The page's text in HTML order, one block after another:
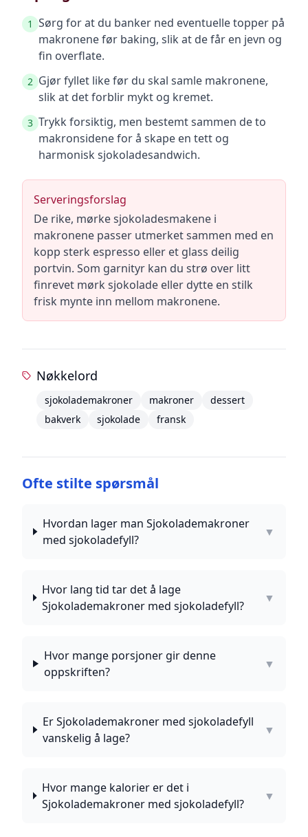
1 Sørg for at du banker ned eventuelle topper på
makronene før baking, slik at de får en jevn og
fin overflate.
2 Gjør fyllet like før du skal samle makronene,
slik at det forblir mykt og kremet.
3 Trykk forsiktig, men bestemt sammen de to
makronsidene for å skape en tett og
harmonisk sjokoladesandwich.
Serveringsforslag
De rike, mørke sjokoladesmakene i
makronene passer utmerket sammen med en
kopp sterk espresso eller et glass deilig
portvin. Som garnityr kan du strø over litt
finrevet mørk sjokolade eller dytte en stilk
frisk mynte inn mellom makronene.
Nøkkelord
sjokolademakroner makroner
dessert
bakverk
sjokolade fransk
Ofte stilte spørsmål
Hvordan lager man Sjokolademakroner
med sjokoladefyll?
▼
Hvor lang tid tar det å lage
Sjokolademakroner med sjokoladefyll?
▼
Hvor mange porsjoner gir denne
oppskriften?
▼
Er Sjokolademakroner med sjokoladefyll
vanskelig å lage?
▼
Hvor mange kalorier er det i
Sjokolademakroner med sjokoladefyll?
▼